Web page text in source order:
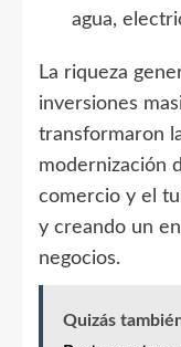
agua,
La riqueza
inversiones
transformaron
modernización
comercio y el
y creando un
negocios.
Quizás